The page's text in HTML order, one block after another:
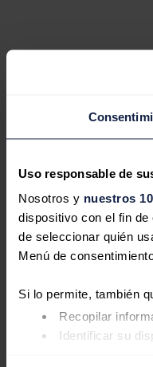
Uso responsable de
Nosotros y nuestros
dispositivo con el fin
de seleccionar quién
Menú de
Si lo permite, también
Recopilar
Identificar su